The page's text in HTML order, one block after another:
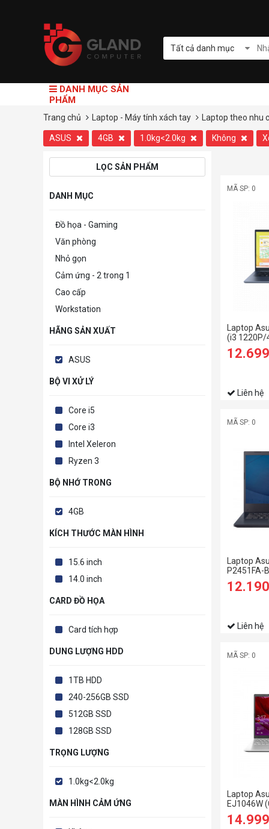
Tất cả danh mục
DANH MỤC SẢN
PHẨM
Trang chủ Laptop - Máy tính xách tay Laptop theo nhu
ASUS 4GB 1.0kg<2.0kg Không
LỌC SẢN PHẨM
DANH MỤC
Đồ họa - Gaming
Văn phòng
Nhỏ gọn
Cảm ứng - 2 trong 1
Cao cấp
Workstation
HÃNG SẢN XUẤT
ASUS
BỘ VI XỬ LÝ
Core i5
Core i3
Intel Xeleron
Ryzen 3
BỘ NHỚ TRONG
4GB
KÍCH THƯỚC MÀN HÌNH
15.6 inch
14.0 inch
CARD ĐỒ HỌA
Card tích hợp
DUNG LƯỢNG HDD
1TB HDD
240-256GB SSD
512GB SSD
128GB SSD
TRỌNG LƯỢNG
1.0kg<2.0kg
MÀN HÌNH CẢM ỨNG
MÃ SP: 0
Laptop
(i3 1220P/
SSD/14
Liên hệ
MÃ SP: 0
Laptop
P2451FA-
Liên hệ
MÃ SP: 0
Laptop
EJ1046W
| 512GB |
FHD | Win